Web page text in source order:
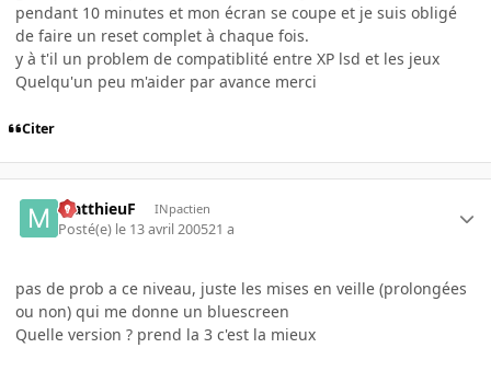
pendant 10 minutes et mon écran se coupe et je suis obligé
de faire un reset complet à chaque fois.
y à t'il un problem de compatiblité entre XP lsd et les jeux
Quelqu'un peu m'aider par avance merci
Citer
MatthieuF INpactien
Posté(e) le 13 avril 200521 a
pas de prob a ce niveau, juste les mises en veille (prolongées
ou non) qui me donne un bluescreen
Quelle version ? prend la 3 c'est la mieux